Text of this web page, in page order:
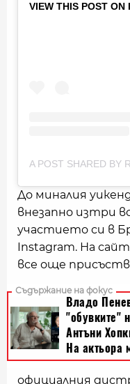
VIEW THIS POST ON
До миналия
внезапно изтри
участието си в
Instagram. На
все още
официалния